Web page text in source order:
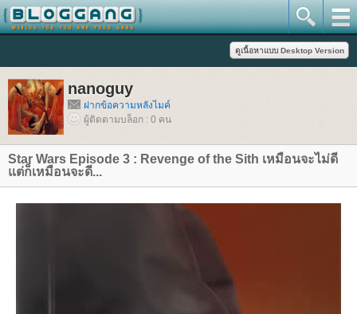
nanoguy
ฝากข้อความหลังไมค์
ผู้ติดตามบล็อก : 0 คน
Star Wars Episode 3 : Revenge of the Sith เหมือนจะไม่ดี
ต่ก็เหมือนจะดี...